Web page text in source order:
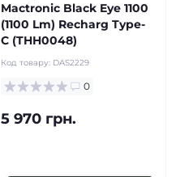
Mactronic Black Eye 1100
(1100 Lm) Recharg Type-
C (THH0048)
Код товару: DAS2229
0
5 970 грн.